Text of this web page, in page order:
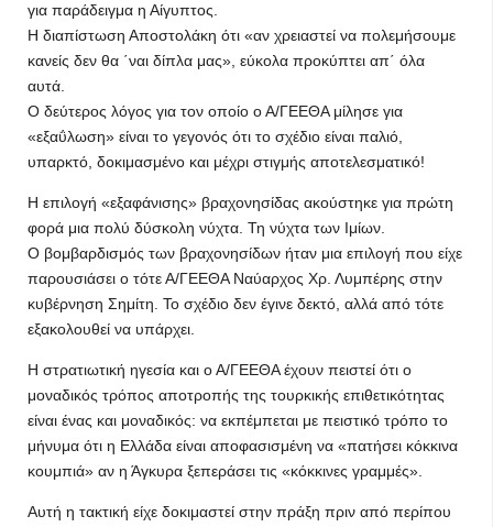
για παράδειγμα η Αίγυπτος.
Η διαπίστωση Αποστολάκη ότι «αν χρειαστεί να πολεμήσουμε
κανείς δεν θα ΄ναι δίπλα μας», εύκολα προκύπτει απ΄ όλα
αυτά.
Ο δεύτερος λόγος για τον οποίο ο Α/ΓΕΕΘΑ μίλησε για
«εξαΰλωση» είναι το γεγονός ότι το σχέδιο είναι παλιό,
υπαρκτό, δοκιμασμένο και μέχρι στιγμής αποτελεσματικό!
Η επιλογή «εξαφάνισης» βραχονησίδας ακούστηκε για πρώτη
φορά μια πολύ δύσκολη νύχτα. Τη νύχτα των Ιμίων.
Ο βομβαρδισμός των βραχονησίδων ήταν μια επιλογή που είχε
παρουσιάσει ο τότε Α/ΓΕΕΘΑ Ναύαρχος Χρ. Λυμπέρης στην
κυβέρνηση Σημίτη. Το σχέδιο δεν έγινε δεκτό, αλλά από τότε
εξακολουθεί να υπάρχει.
Η στρατιωτική ηγεσία και ο Α/ΓΕΕΘΑ έχουν πειστεί ότι ο
μοναδικός τρόπος αποτροπής της τουρκικής επιθετικότητας
είναι ένας και μοναδικός: να εκπέμπεται με πειστικό τρόπο το
μήνυμα ότι η Ελλάδα είναι αποφασισμένη να «πατήσει κόκκινα
κουμπιά» αν η Άγκυρα ξεπεράσει τις «κόκκινες γραμμές».
Αυτή η τακτική είχε δοκιμαστεί στην πράξη πριν από περίπου